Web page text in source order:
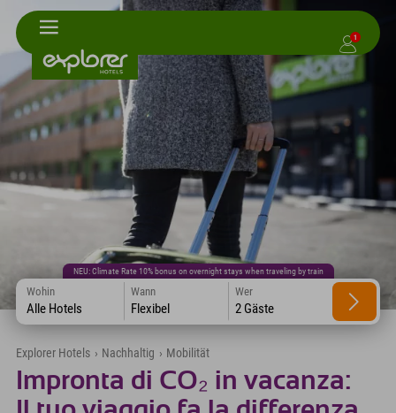
1
NEU: Climate Rate 10% bonus on overnight stays when traveling by train
Wohin
Alle Hotels
Wann
Flexibel
Wer
2 Gäste
Explorer Hotels › Nachhaltig › Mobilität
Impronta di CO₂ in vacanza: